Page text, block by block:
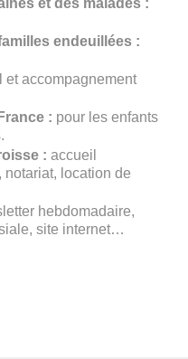
endeuillées :
et accompagnement
: pour les enfants
: accueil
location de
hebdomadaire,
site internet…